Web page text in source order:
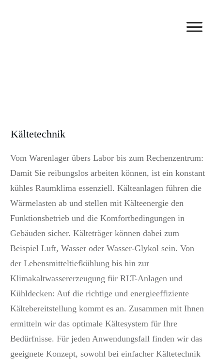
Kältetechnik
Vom Warenlager übers Labor bis zum Rechenzentrum:
Damit Sie reibungslos arbeiten können, ist ein konstant
kühles Raumklima essenziell. Kälteanlagen führen die
Wärmelasten ab und stellen mit Kälteenergie den
Funktionsbetrieb und die Komfortbedingungen in
Gebäuden sicher. Kälteträger können dabei zum
Beispiel Luft, Wasser oder Wasser-Glykol sein. Von
der Lebensmitteltiefkühlung bis hin zur
Klimakaltwassererzeugung für RLT-Anlagen und
Kühldecken: Auf die richtige und energieeffiziente
Kältebereitstellung kommt es an. Zusammen mit Ihnen
ermitteln wir das optimale Kältesystem für Ihre
Bedürfnisse. Für jeden Anwendungsfall finden wir das
geeignete Konzept, sowohl bei einfacher Kältetechnik